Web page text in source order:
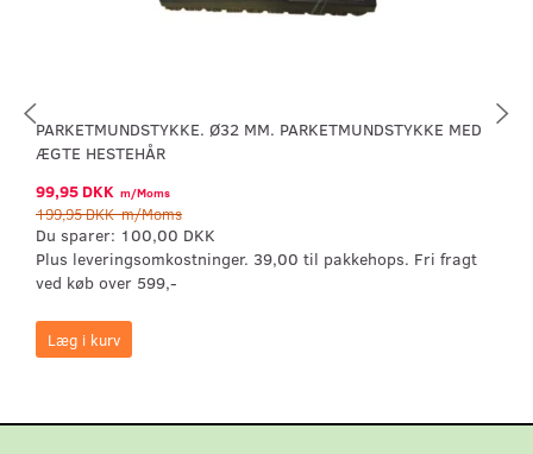
PARKETMUNDSTYKKE. Ø32 MM. PARKETMUNDSTYKKE MED
ÆGTE HESTEHÅR
99,95 DKK m/Moms
199,95 DKKm/Moms
Du sparer: 100,00 DKK
Plus leveringsomkostninger. 39,00 til pakkehops. Fri fragt
ved køb over 599,-
Læg i kurv